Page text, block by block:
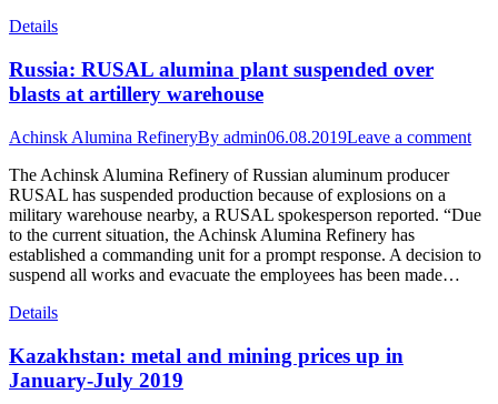
Details
Russia: RUSAL alumina plant suspended over
blasts at artillery warehouse
Achinsk Alumina RefineryBy admin06.08.2019Leave a comment
The Achinsk Alumina Refinery of Russian aluminum producer
RUSAL has suspended production because of explosions on a
military warehouse nearby, a RUSAL spokesperson reported. “Due
to the current situation, the Achinsk Alumina Refinery has
established a commanding unit for a prompt response. A decision to
suspend all works and evacuate the employees has been made…
Details
Kazakhstan: metal and mining prices up in
January-July 2019